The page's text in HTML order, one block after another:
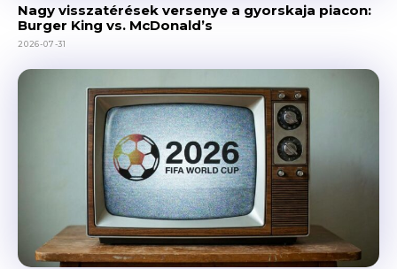
Nagy visszatérések versenye a gyorskaja piacon:
Burger King vs. McDonald’s
2026-07-31